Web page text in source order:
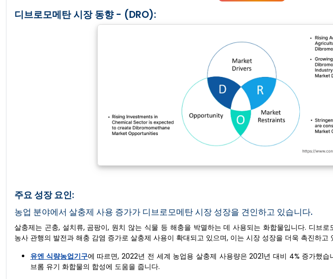
디브로모메탄 시장 동향 - (DRO):
주요 성장 요인:
농업 분야에서 살충제 사용 증가가 디브로모메탄 시장 성장을 견인하고 있습니다.
살충제는 곤충, 설치류, 곰팡이, 원치 않는 식물 등 해충을 박멸하는 데 사용되는 화합물입니다. 디브
농사 관행의 발전과 해충 감염 증가로 살충제 사용이 확대되고 있으며, 이는 시장 성장을 더욱 촉진하고
유엔 식량농업기구에 따르면, 2022년 전 세계 농업용 살충제 사용량은 2021년 대비 4% 증가했
브롬 유기 화합물의 합성에 도움을 줍니다.